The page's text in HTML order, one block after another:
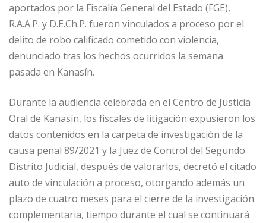
aportados por la Fiscalía General del Estado (FGE),
R.A.A.P. y D.E.Ch.P. fueron vinculados a proceso por el
delito de robo calificado cometido con violencia,
denunciado tras los hechos ocurridos la semana
pasada en Kanasín.
Durante la audiencia celebrada en el Centro de Justicia
Oral de Kanasín, los fiscales de litigación expusieron los
datos contenidos en la carpeta de investigación de la
causa penal 89/2021 y la Juez de Control del Segundo
Distrito Judicial, después de valorarlos, decretó el citado
auto de vinculación a proceso, otorgando además un
plazo de cuatro meses para el cierre de la investigación
complementaria, tiempo durante el cual se continuará